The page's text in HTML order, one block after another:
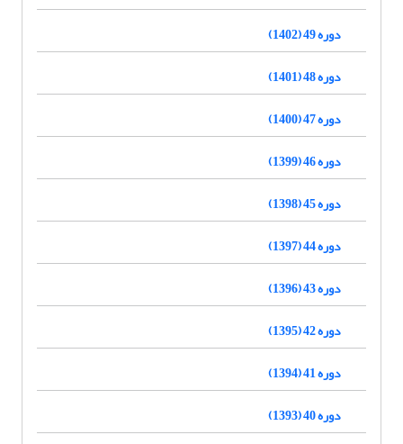
دوره 49 (1402)
دوره 48 (1401)
دوره 47 (1400)
دوره 46 (1399)
دوره 45 (1398)
دوره 44 (1397)
دوره 43 (1396)
دوره 42 (1395)
دوره 41 (1394)
دوره 40 (1393)